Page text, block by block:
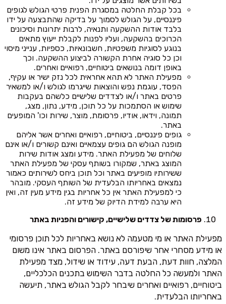
בכל קבלת החלטה במסגרת הפנית פרטי הגולש לגופים
פיננסיים, על הגולש לסמוך על בדיקה שהתבצעה על ידו
בלבד אודות ההשקעה ותנאיה, לרבות יתרונות וסיכונים
הכרוכים בהשקעה, ועליו לפנות לקבלת ייעוץ מתאים
בנוגע לסוגיות משפטיות, חשבונאיות, כספיות, ענייני מיסוי
וכן כל סוגיה אחרת הקשורה לביצוע ההשקעה. וכך
באופן דומה בנושאים ביטוחיים, רפואיים ואחרים.
מפעילת האתר לא תהא אחראית לכל נזק ישיר או עקיף,
הפסד, עוגמת נפש והוצאות שייגרמו לגולש ו/או למשאיר
פרטים באתר ו/או לצדדים שלישיים כלשהם בעקבות
שימוש או הסתמכות על כל תוכן, מידע, נתון, מצג,
תמונה, וידאו, אודיו, פרסומת, מוצר, שירות וכו' המופעים
באתר.
גופים פיננסיים, ביטוחיים, רפואיים ואחרים אשר אליהם
מופנה הגולש הם גופים עצמאיים ואינם קשורים ו/או אינם
שלוחים של מפעילת האתר. מידע ומצג אודות שירות
המוצג באתר, שמקורו בשותף עסקי של מפעילת האתר
ששירותיו מופיעים באתר וכל תוכן ביחס לשירותים כאמור
נמצאים באחריותו הבלעדית של השותף העסקי. מובהר
כי למפעילת האתר אין כל אחריות בגין מידע מעין זה, ואין
היא ערבה למידת הדיוק של מידע זה.
פרסומות של צדדים שלישיים, קישורים והפניות באתר
מפעילת האתר או מי מטעמה לא נושא באחריות לכל תוכן פרסומי
או מידע מסחרי אחר שיפורסם באתר. הפרסום באתר אינו משום
המלצה, חוות דעת, הבעת דעה, עידוד או שידול, מצד מפעילת
האתר ולמעשה כל החלטה בדבר השימוש בתכנים הכלכליים,
ביטוחיים, רפואיים ואחרים שיבחר לקבל הגולש באתר, תיעשה
באחריותו הבלעדית.